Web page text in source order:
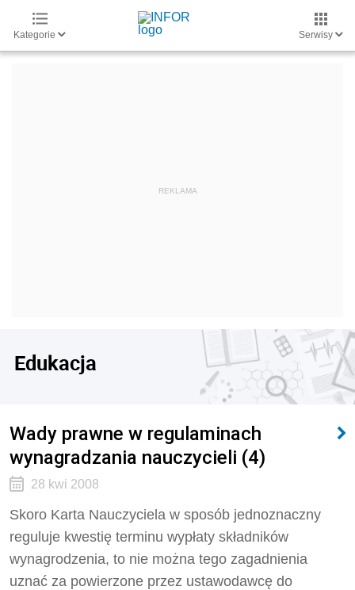
Kategorie Serwisy
Edukacja
Wady prawne w regulaminach
wynagradzania nauczycieli (4)
28 kwi 2008
Skoro Karta Nauczyciela w sposób jednoznaczny
reguluje kwestię terminu wypłaty składników
wynagrodzenia, to nie można tego zagadnienia
uznać za powierzone przez ustawodawcę do